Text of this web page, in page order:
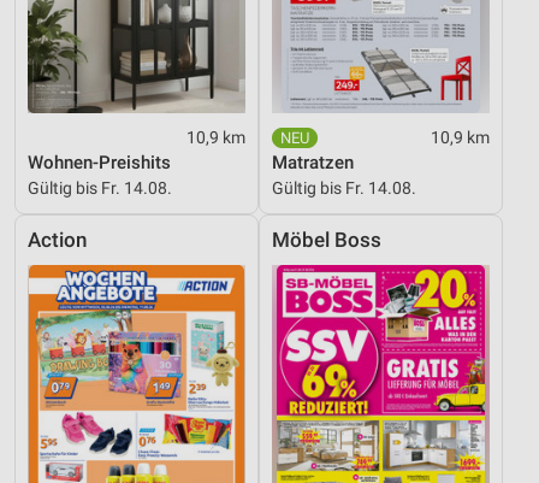
10,9 km
Wohnen-Preishits
Gültig bis Fr. 14.08.
10,9 km
Matratzen
Gültig bis Fr. 14.08.
Action Möbel Boss